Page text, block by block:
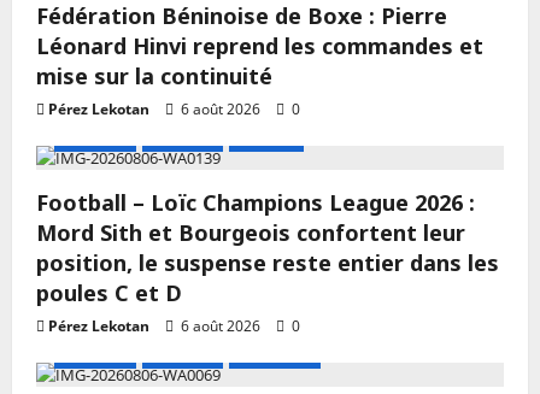
Fédération Béninoise de Boxe : Pierre
Léonard Hinvi reprend les commandes et
mise sur la continuité
Pérez Lekotan 6 août 2026
0
Football – Loïc Champions League 2026 :
Mord Sith et Bourgeois confortent leur
position, le suspense reste entier dans les
poules C et D
Pérez Lekotan 6 août 2026
0